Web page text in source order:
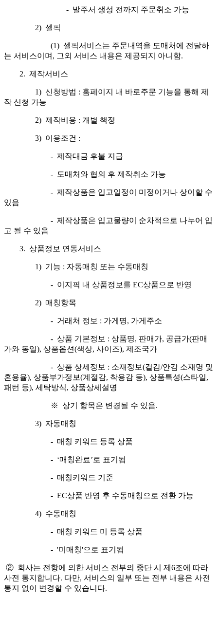
- 발주서 생성 전까지 주문취소 가능
2) 셀픽
(1) 셀픽서비스는 주문내역을 도매처에 전달하
는 서비스이며, 그외 서비스 내용은 제공되지 아니함.
2. 제작서비스
1) 신청방법 : 홈페이지 내 바로주문 기능을 통해 제
작 신청 가능
2) 제작비용 : 개별 책정
3) 이용조건 :
- 제작대금 후불 지급
- 도매처와 협의 후 제작취소 가능
- 제작상품은 입고일정이 미정이거나 상이할 수
있음
- 제작상품은 입고물량이 순차적으로 나누어 입
고 될 수 있음
3. 상품정보 연동서비스
1) 기능 : 자동매칭 또는 수동매칭
- 이지픽 내 상품정보를 EC상품으로 반영
2) 매칭항목
- 거래처 정보 : 가게명, 가게주소
- 상품 기본정보 : 상품명, 판매가, 공급가(판매
가와 동일), 상품옵션(색상, 사이즈), 제조국가
- 상품 상세정보 : 소재정보(겉감/안감 소재명 및
혼용율), 상품부가정보(계절감, 착용감 등), 상품특성(스타일,
패턴 등), 세탁방식, 상품상세설명
※ 상기 항목은 변경될 수 있음.
3) 자동매칭
- 매칭 키워드 등록 상품
- ‘매칭완료’로 표기됨
- 매칭키워드 기준
- EC상품 반영 후 수동매칭으로 전환 가능
4) 수동매칭
- 매칭 키워드 미 등록 상품
- '미매칭'으로 표기됨
② 회사는 전항에 의한 서비스 전부의 중단 시 제6조에 따라
사전 통지합니다. 다만, 서비스의 일부 또는 전부 내용은 사전
통지 없이 변경할 수 있습니다.